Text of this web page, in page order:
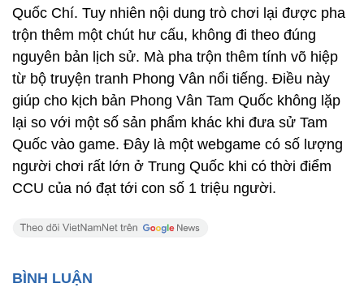
Quốc Chí. Tuy nhiên nội dung trò chơi lại được pha
trộn thêm một chút hư cấu, không đi theo đúng
nguyên bản lịch sử. Mà pha trộn thêm tính võ hiệp
từ bộ truyện tranh Phong Vân nổi tiếng. Điều này
giúp cho kịch bản Phong Vân Tam Quốc không lặp
lại so với một số sản phẩm khác khi đưa sử Tam
Quốc vào game. Đây là một webgame có số lượng
người chơi rất lớn ở Trung Quốc khi có thời điểm
CCU của nó đạt tới con số 1 triệu người.